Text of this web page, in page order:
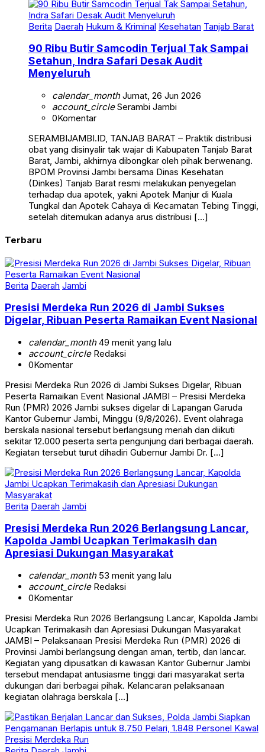
Berita Daerah Hukum & Kriminal Kesehatan
Setahun, Indra Safari Desak Audit
Menyeluruh
account_circleSerambi Jambi
0Komentar
obat yang disinyalir tak wajar di Kabupaten Tanjab Barat
Barat, Jambi, akhirnya dibongkar oleh pihak berwenang.
BPOM Provinsi Jambi bersama Dinas Kesehatan
(Dinkes) Tanjab Barat resmi melakukan penyegelan
terhadap dua apotek, yakni Apotek Manjur di Kuala
Tungkal dan Apotek Cahaya di Kecamatan Tebing Tinggi,
setelah ditemukan adanya arus distribusi […]
Berita Daerah Jambi
Digelar, Ribuan Peserta Ramaikan Event Nasional
account_circleRedaksi
0Komentar
Peserta Ramaikan Event Nasional JAMBI – Presisi Merdeka
Run (PMR) 2026 Jambi sukses digelar di Lapangan Garuda
Kantor Gubernur Jambi, Minggu (9/8/2026). Event olahraga
berskala nasional tersebut berlangsung meriah dan diikuti
sekitar 12.000 peserta serta pengunjung dari berbagai daerah.
Kegiatan tersebut turut dihadiri Gubernur Jambi Dr. […]
Berita Daerah
Kapolda Jambi Ucapkan Terimakasih dan
Apresiasi Dukungan Masyarakat
account_circleRedaksi
0Komentar
Ucapkan Terimakasih dan Apresiasi Dukungan Masyarakat
JAMBI – Pelaksanaan Presisi Merdeka Run (PMR) 2026 di
Provinsi Jambi berlangsung dengan aman, tertib, dan lancar.
Kegiatan yang dipusatkan di kawasan Kantor Gubernur Jambi
tersebut mendapat antusiasme tinggi dari masyarakat serta
dukungan dari berbagai pihak. Kelancaran pelaksanaan
kegiatan olahraga berskala […]
Berita Daerah Jambi